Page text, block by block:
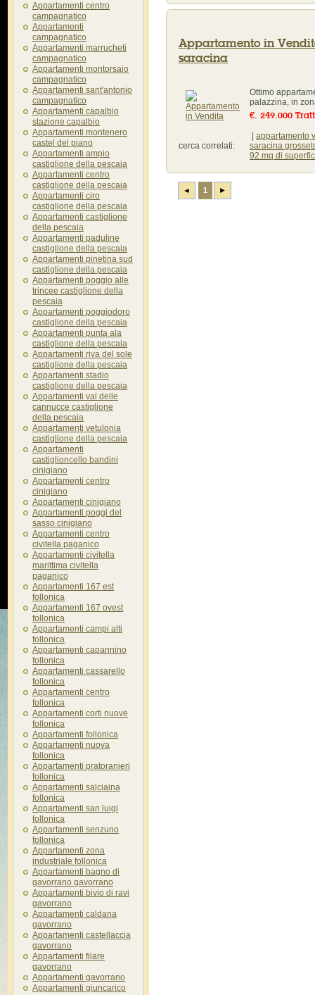
Appartamenti centro
campagnatico
Appartamenti
campagnatico
Appartamenti marrucheti
campagnatico
Appartamenti montorsaio
campagnatico
Appartamenti sant'antonio
campagnatico
Appartamenti capalbio
stazione capalbio
Appartamenti montenero
castel del piano
Appartamenti ampio
castiglione della pescaia
Appartamenti centro
castiglione della pescaia
Appartamenti ciro
castiglione della pescaia
Appartamenti castiglione
della pescaia
Appartamenti paduline
castiglione della pescaia
Appartamenti pinetina sud
castiglione della pescaia
Appartamenti poggio alle
trincee castiglione della
pescaia
Appartamenti poggiodoro
castiglione della pescaia
Appartamenti punta ala
castiglione della pescaia
Appartamenti riva del sole
castiglione della pescaia
Appartamenti stadio
castiglione della pescaia
Appartamenti val delle
cannucce castiglione
della pescaia
Appartamenti vetulonia
castiglione della pescaia
Appartamenti
castiglioncello bandini
cinigiano
Appartamenti centro
cinigiano
Appartamenti cinigiano
Appartamenti poggi del
sasso cinigiano
Appartamenti centro
civitella paganico
Appartamenti civitella
marittima civitella
paganico
Appartamenti 167 est
follonica
Appartamenti 167 ovest
follonica
Appartamenti campi alti
follonica
Appartamenti capannino
follonica
Appartamenti cassarello
follonica
Appartamenti centro
follonica
Appartamenti corti nuove
follonica
Appartamenti follonica
Appartamenti nuova
follonica
Appartamenti pratoranieri
follonica
Appartamenti salciaina
follonica
Appartamenti san luigi
follonica
Appartamenti senzuno
follonica
Appartamenti zona
industriale follonica
Appartamenti bagno di
gavorrano gavorrano
Appartamenti bivio di ravi
gavorrano
Appartamenti caldana
gavorrano
Appartamenti castellaccia
gavorrano
Appartamenti filare
gavorrano
Appartamenti gavorrano
Appartamenti giuncarico
Appartamento in
saracina
Ottimo
palazzina, in
€. 249.000
cerca correlati:
appartamento
saracina
92 mq di
◄ 1 ►